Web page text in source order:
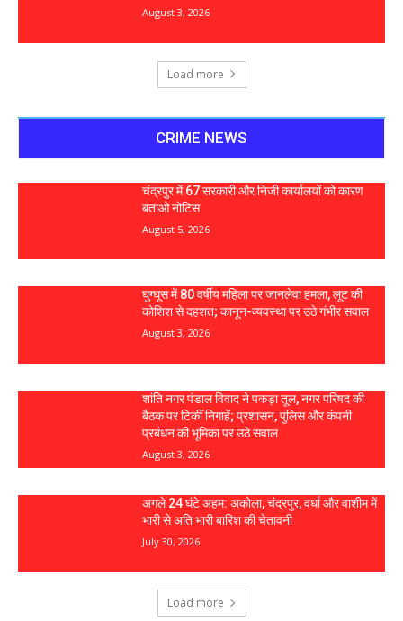
August 3, 2026
Load more
CRIME NEWS
चंद्रपुर में 67 सरकारी और निजी कार्यालयों को कारण
बताओ नोटिस
August 5, 2026
घुग्घूस में 80 वर्षीय महिला पर जानलेवा हमला, लूट की
कोशिश से दहशत; कानून-व्यवस्था पर उठे गंभीर सवाल
August 3, 2026
शांति नगर पंडाल विवाद ने पकड़ा तूल, नगर परिषद की
बैठक पर टिकीं निगाहें; प्रशासन, पुलिस और कंपनी
प्रबंधन की भूमिका पर उठे सवाल
August 3, 2026
अगले 24 घंटे अहम: अकोला, चंद्रपुर, वर्धा और वाशीम में
भारी से अति भारी बारिश की चेतावनी
July 30, 2026
Load more